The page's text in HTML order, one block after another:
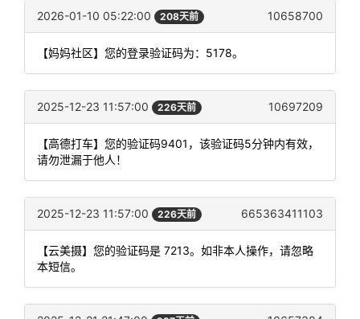
2026-01-10 05:22:00 208天前 10658700
【妈妈社区】您的登录验证码为：5178。
2025-12-23 11:57:00 226天前 10697209
【高德打车】您的验证码9401，该验证码5分钟内有效，
请勿泄漏于他人！
2025-12-23 11:57:00 226天前 665363411103
【云美摄】您的验证码是 7213。如非本人操作，请忽略
本短信。